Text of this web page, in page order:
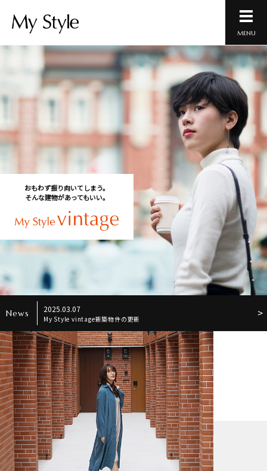
MENU
おもわず振り向いてしまう。
そんな建物があってもいい。
News 2025.03.07
My Style vintage新築物件の更新